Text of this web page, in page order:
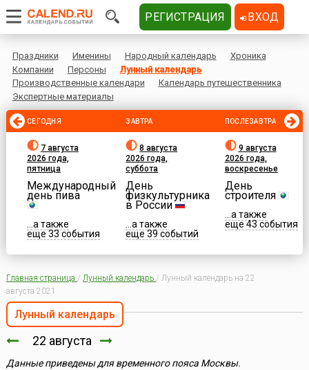
Праздники Именины Народный календарь
Хроника
Компании
Персоны
Лунный календарь
Производственные календари
Календарь путешественника
Экспертные материалы
СЕГОДНЯ
7 августа
2026 года,
пятница
Международный
день пива
...а также
еще 33 события
ЗАВТРА
8 августа
2026 года,
суббота
День
физкультурника
в России
...а также
еще 39 событий
ПОСЛЕЗАВТРА
9 августа
2026 года,
воскресенье
День
строителя
...а также
еще 43 события
Главная страница / Лунный календарь / Лунный календарь на 22
августа 2021
Лунный календарь
22 августа
Данные приведены для временного пояса Москвы.
РЕГИСТРАЦИЯ ВХОД